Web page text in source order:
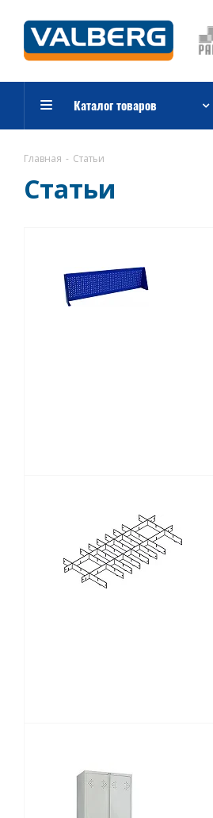
Каталог товаров
Главная - Статьи
Статьи